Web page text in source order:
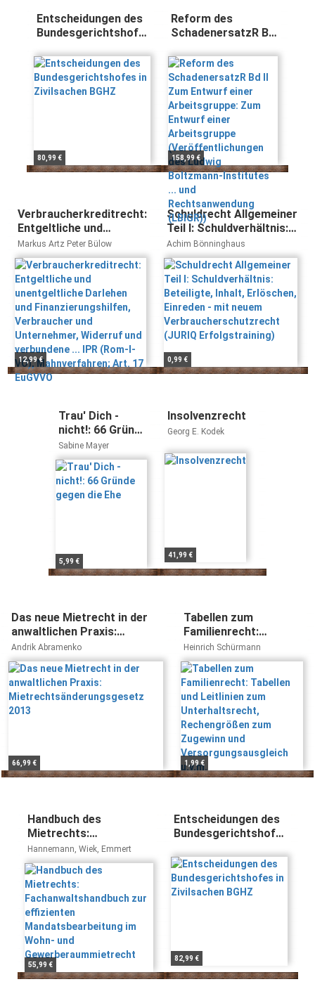
Entscheidungen des
Bundesgerichtshofes
80,99 €
Reform des
SchadenersatzR Bd
Arbeitsgruppe: Zum
Entwurf einer
Arbeitsgruppe
(Veröffentlichungen
des Ludwig
Boltzmann-
Institutes ... und
Rechtsanwendung
(LBIGR))
158,99 €
Verbraucherkreditrecht:
Entgeltliche und
unentgeltliche Darlehen
und Finanzierungshilfen,
Verbraucher und
Unternehmer, Widerruf
und verbundene ... IPR
(Rom-I-VO),
Mahnverfahren; Art. 17
EuGVVO
Markus Artz Peter Bülow
12,99 €
Schuldrecht Allgemeiner
Teil I: Schuldverhältnis:
Beteiligte, Inhalt,
Erlöschen, Einreden - mit
neuem
Verbraucherschutzrecht
(JURIQ Erfolgstraining)
Achim Bönninghaus
0,99 €
Trau' Dich -
nicht!: 66 Gründe
gegen die Ehe
Sabine Mayer
5,99 €
Insolvenzrecht
Georg E. Kodek
41,99 €
Das neue Mietrecht in der
anwaltlichen Praxis:
Mietrechtsänderungsgesetz
2013
Andrik Abramenko
66,99 €
Tabellen zum
Familienrecht:
Tabellen und Leitlinien
zum Unterhaltsrecht,
Rechengrößen zum
Zugewinn und
Versorgungsausgleich
u.v.m.
Heinrich Schürmann
1,99 €
Handbuch des
Mietrechts:
Fachanwaltshandbuch
zur effizienten
Mandatsbearbeitung im
Wohn- und
Gewerberaummietrecht
Hannemann, Wiek, Emmert
55,99 €
Entscheidungen des
Bundesgerichtshofes
82,99 €